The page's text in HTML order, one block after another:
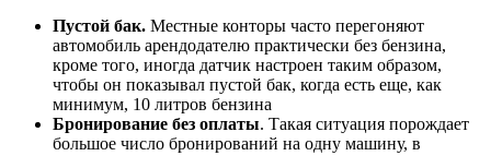
Пустой бак. Местные конторы часто перегоняют
автомобиль арендодателю практически без бензина,
кроме того, иногда датчик настроен таким образом,
чтобы он показывал пустой бак, когда есть еще, как
минимум, 10 литров бензина
Бронирование без оплаты. Такая ситуация порождает
большое число бронирований на одну машину, в